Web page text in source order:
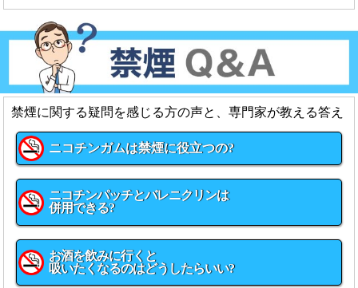
禁煙に関する疑問を感じる方の声と、専門家が教える答え
ニコチンガムは禁煙に役立つの?
ニコチンパッチとバレニクリンは
併用できる?
お酒を飲みに行くと
吸いたくなるのはどうしたらいい?